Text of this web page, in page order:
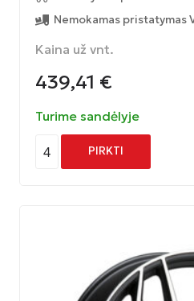
Nemokamas pristatymas
Kaina už vnt.
439,41 €
Turime sandėlyje
4 PIRKTI